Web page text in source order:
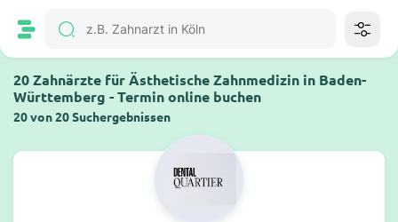
20 Zahnärzte für Ästhetische Zahnmedizin in Baden-
Württemberg - Termin online buchen
20 von 20 Suchergebnissen